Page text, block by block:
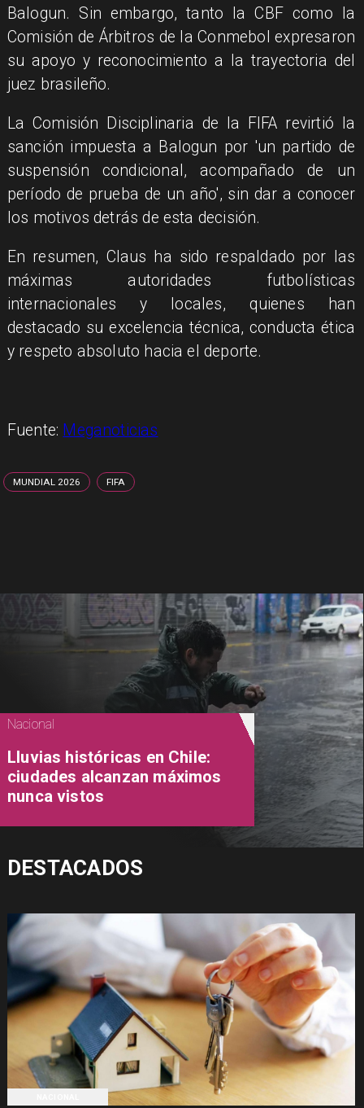
Balogun. Sin embargo, tanto la CBF como la
Comisión de Árbitros de la Conmebol expresaron
su apoyo y reconocimiento a la trayectoria del
juez brasileño.
La Comisión Disciplinaria de la FIFA revirtió la
sanción impuesta a Balogun por 'un partido de
suspensión condicional, acompañado de un
período de prueba de un año', sin dar a conocer
los motivos detrás de esta decisión.
En resumen, Claus ha sido respaldado por las
máximas autoridades futbolísticas
internacionales y locales, quienes han
destacado su excelencia técnica, conducta ética
y respeto absoluto hacia el deporte.
Fuente: Meganoticias
MUNDIAL 2026 FIFA
Nacional
Lluvias históricas en Chile:
ciudades alcanzan máximos
nunca vistos
DESTACADOS